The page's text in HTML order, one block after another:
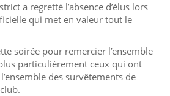
a regretté l’absence d’élus lors
qui met en valeur tout le
soirée pour remercier l’ensemble
particulièrement ceux qui ont
des survêtements de